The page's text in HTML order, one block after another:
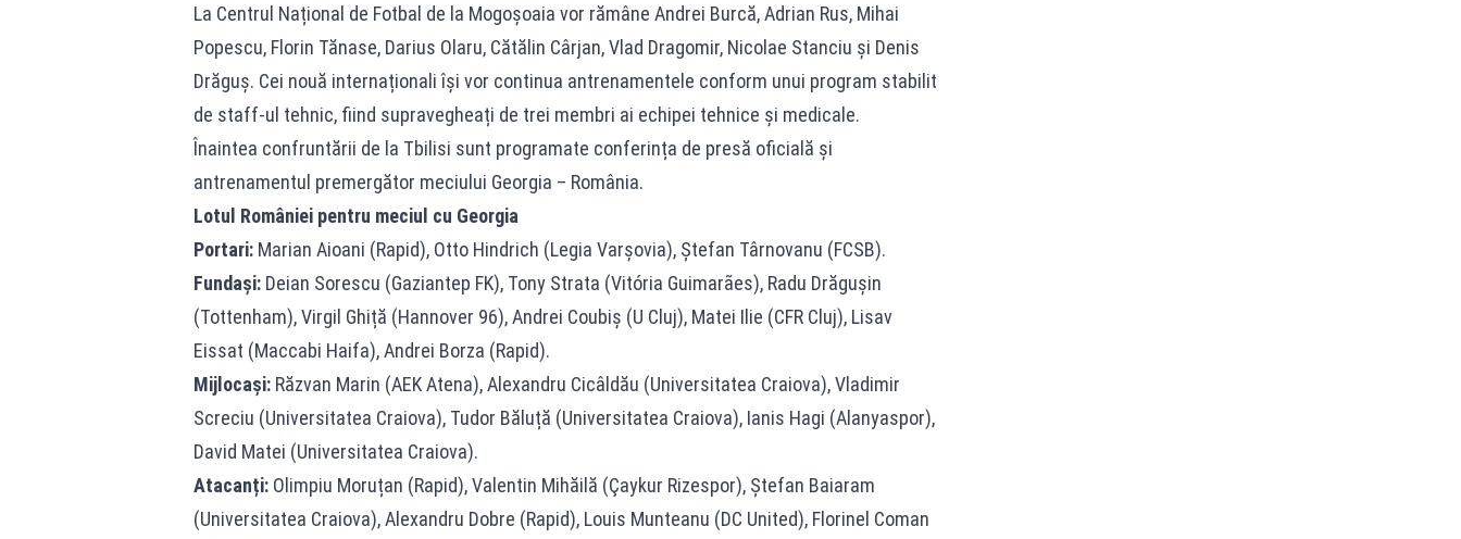
La Centrul Național de Fotbal de la Mogoșoaia vor rămâne Andrei Burcă, Adrian Rus, Mihai
Popescu, Florin Tănase, Darius Olaru, Cătălin Cârjan, Vlad Dragomir, Nicolae Stanciu și Denis
Drăguș. Cei nouă internaționali își vor continua antrenamentele conform unui program stabilit
de staff-ul tehnic, fiind supravegheați de trei membri ai echipei tehnice și medicale.
Înaintea confruntării de la Tbilisi sunt programate conferința de presă oficială și
antrenamentul premergător meciului Georgia – România.
Lotul României pentru meciul cu Georgia
Portari:Marian Aioani (Rapid), Otto Hindrich (Legia Varșovia), Ștefan Târnovanu (FCSB).
Fundași:Deian Sorescu (Gaziantep FK), Tony Strata (Vitória Guimarães), Radu Drăgușin
(Tottenham), Virgil Ghiță (Hannover 96), Andrei Coubiș (U Cluj), Matei Ilie (CFR Cluj), Lisav
Eissat (Maccabi Haifa), Andrei Borza (Rapid).
Mijlocași:Răzvan Marin (AEK Atena), Alexandru Cicâldău (Universitatea Craiova), Vladimir
Screciu (Universitatea Craiova), Tudor Băluță (Universitatea Craiova), Ianis Hagi (Alanyaspor),
David Matei (Universitatea Craiova).
Atacanți:Olimpiu Moruțan (Rapid), Valentin Mihăilă (Çaykur Rizespor), Ștefan Baiaram
(Universitatea Craiova), Alexandru Dobre (Rapid), Louis Munteanu (DC United), Florinel Coman